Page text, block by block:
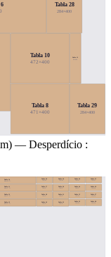
Tabla 10
472×400
Tabla 8
471×400
Tabla 28
284×400
Tabla 29
284×400
Tabla 12
— Desperdício :
Tabla 14
464×58 ↻
Tabla 11
464×57 ↻
464×57 ↻
Tabla 13
464×57 ↻
Tabla 17
129×57
129×57
Tabla 19
129×57
Tabla 20
129×57
129×57
Tabla 22
129×57
Tabla 24
129×57
Tabla 15
129×54
Tabla 23
129×54
Tabla 26
129×54
Tabla 27
129×54
Tabla 28
129×54
Tabla 29
129×54
Tabla 30
129×54 129×51 129×51